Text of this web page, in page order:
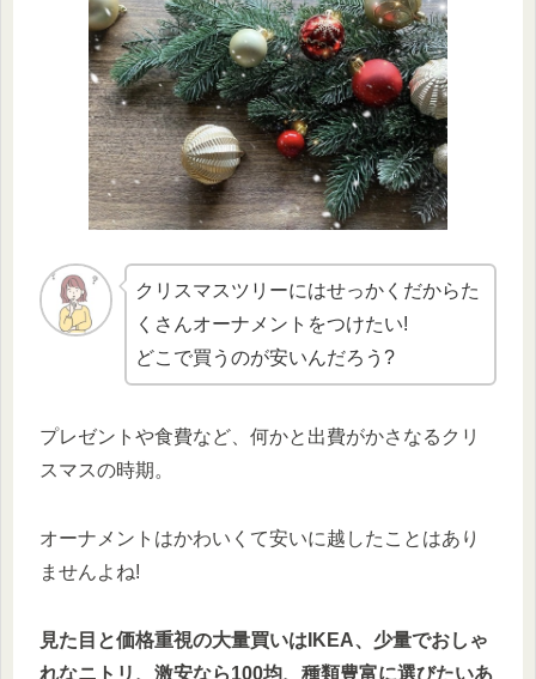
クリスマスツリーにはせっかくだからた
くさんオーナメントをつけたい!
どこで買うのが安いんだろう?
プレゼントや食費など、何かと出費がかさなるクリ
スマスの時期。
オーナメントはかわいくて安いに越したことはあり
ませんよね!
見た目と価格重視の大量買いはIKEA、少量でおしゃ
れなニトリ、激安なら100均、種類豊富に選びたいあ